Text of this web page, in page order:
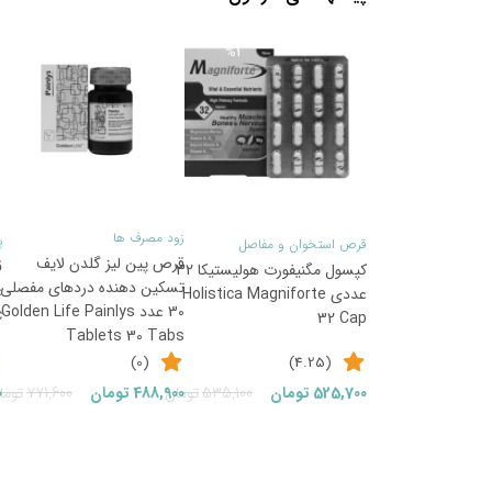
%1
قرص استخوان و مفاصل
کپسول مگنیفورت هولیستیکا 32
عددی Holistica Magniforte
32 Cap
(4.25)
535,100تومانقیمت
525,700 تومان
قیمت
زود مصرف ها
قرص پین لیز گلدن لایف
تسکین دهنده دردهای مفصلی
30 عدد Golden Life Painlys
Tablets 30 Tabs
(0)
771,600 488,900تومان